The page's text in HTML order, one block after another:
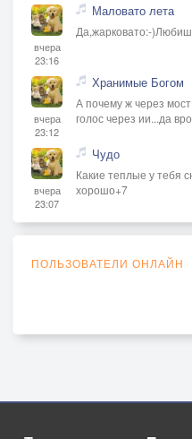
вчера
23:16
Маловато лета
Да,жарковато:-
вчера
23:12
Хранимые Богом
А почему ж через
голос через ии...да
вчера
23:07
Чудо
Какие теплые у тебя
хорошо+7
ПОЛЬЗОВАТЕЛИ ОНЛАЙН